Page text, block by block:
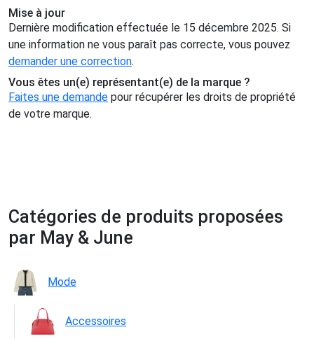
Mise à jour
Dernière modification effectuée le 15 décembre 2025. Si
une information ne vous paraît pas correcte, vous pouvez
demander une correction.
Vous êtes un(e) représentant(e) de la marque ?
Faites une demande pour récupérer les droits de propriété
de votre marque.
Catégories de produits proposées
par May & June
Mode
Accessoires